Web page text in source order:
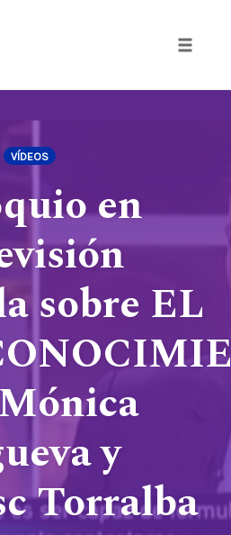
VÍDEOS
en
sobre EL
y
Torralba